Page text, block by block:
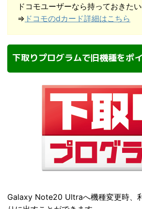
ドコモユーザーなら持っておきた
⇒ ドコモのdカード詳細はこちら
下取りプログラムで旧機種をポ
Galaxy Note20 Ultraへ機種変更時、